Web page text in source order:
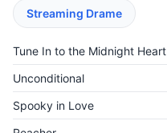
Streaming Drame
Tune In to the Midnight Heart
Unconditional
Spooky in Love